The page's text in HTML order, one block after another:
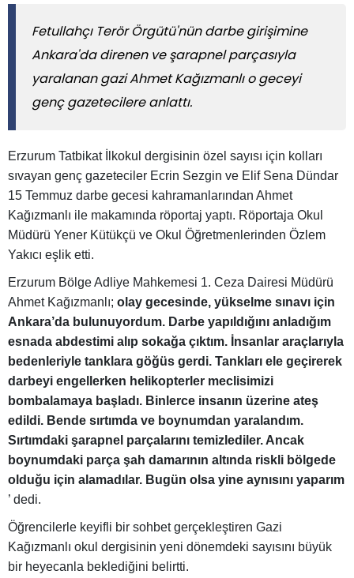
Fetullahçı Terör Örgütü'nün darbe girişimine
Ankara'da direnen ve şarapnel parçasıyla
yaralanan gazi Ahmet Kağızmanlı o geceyi
genç gazetecilere anlattı.
Erzurum Tatbikat İlkokul dergisinin özel sayısı için kolları
sıvayan genç gazeteciler Ecrin Sezgin ve Elif Sena Dündar
15 Temmuz darbe gecesi kahramanlarından Ahmet
Kağızmanlı ile makamında röportaj yaptı. Röportaja Okul
Müdürü Yener Kütükçü ve Okul Öğretmenlerinden Özlem
Yakıcı eşlik etti.
Erzurum Bölge Adliye Mahkemesi 1. Ceza Dairesi Müdürü
Ahmet Kağızmanlı; olay gecesinde, yükselme sınavı için
Ankara’da bulunuyordum. Darbe yapıldığını anladığım
esnada abdestimi alıp sokağa çıktım. İnsanlar araçlarıyla
bedenleriyle tanklara göğüs gerdi. Tankları ele geçirerek
darbeyi engellerken helikopterler meclisimizi
bombalamaya başladı. Binlerce insanın üzerine ateş
edildi. Bende sırtımda ve boynumdan yaralandım.
Sırtımdaki şarapnel parçalarını temizlediler. Ancak
boynumdaki parça şah damarının altında riskli bölgede
olduğu için alamadılar. Bugün olsa yine aynısını yaparım
’ dedi.
Öğrencilerle keyifli bir sohbet gerçekleştiren Gazi
Kağızmanlı okul dergisinin yeni dönemdeki sayısını büyük
bir heyecanla beklediğini belirtti.